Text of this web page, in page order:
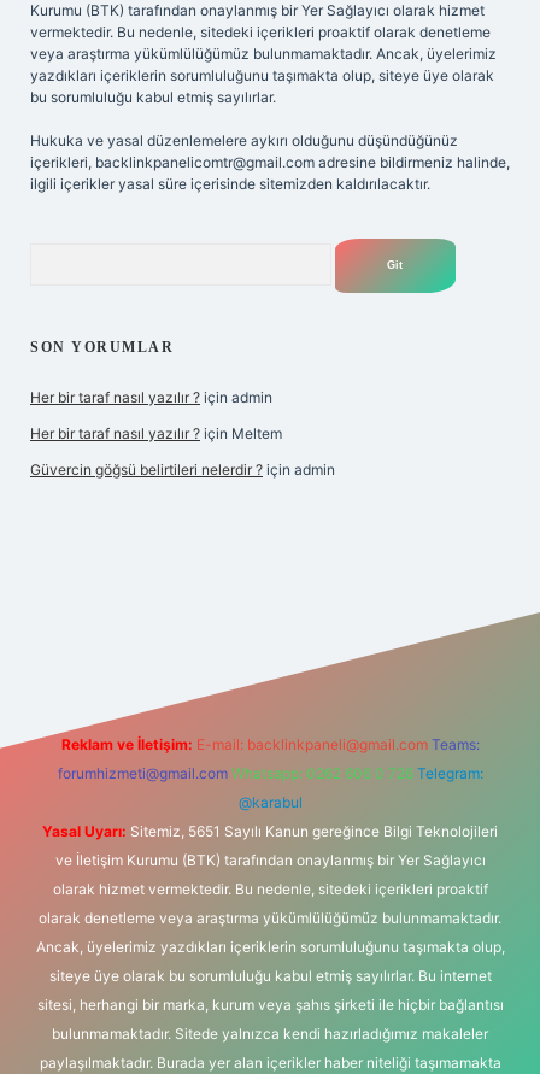
Kurumu (BTK) tarafından onaylanmış bir Yer Sağlayıcı olarak hizmet
vermektedir. Bu nedenle, sitedeki içerikleri proaktif olarak denetleme
veya araştırma yükümlülüğümüz bulunmamaktadır. Ancak, üyelerimiz
yazdıkları içeriklerin sorumluluğunu taşımakta olup, siteye üye olarak
bu sorumluluğu kabul etmiş sayılırlar.
Hukuka ve yasal düzenlemelere aykırı olduğunu düşündüğünüz
içerikleri, backlinkpanelicomtr@gmail.com adresine bildirmeniz halinde,
ilgili içerikler yasal süre içerisinde sitemizden kaldırılacaktır.
SON YORUMLAR
Her bir taraf nasıl yazılır ? için admin
Her bir taraf nasıl yazılır ? için Meltem
Güvercin göğsü belirtileri nelerdir ? için admin
Reklam ve İletişim: E-mail: backlinkpaneli@gmail.com Teams:
forumhizmeti@gmail.com Whatsapp: 0262 606 0 726 Telegram:
@karabul
Yasal Uyarı: Sitemiz, 5651 Sayılı Kanun gereğince Bilgi Teknolojileri
ve İletişim Kurumu (BTK) tarafından onaylanmış bir Yer Sağlayıcı
olarak hizmet vermektedir. Bu nedenle, sitedeki içerikleri proaktif
olarak denetleme veya araştırma yükümlülüğümüz bulunmamaktadır.
Ancak, üyelerimiz yazdıkları içeriklerin sorumluluğunu taşımakta olup,
siteye üye olarak bu sorumluluğu kabul etmiş sayılırlar. Bu internet
sitesi, herhangi bir marka, kurum veya şahıs şirketi ile hiçbir bağlantısı
bulunmamaktadır. Sitede yalnızca kendi hazırladığımız makaleler
paylaşılmaktadır. Burada yer alan içerikler haber niteliği taşımamakta